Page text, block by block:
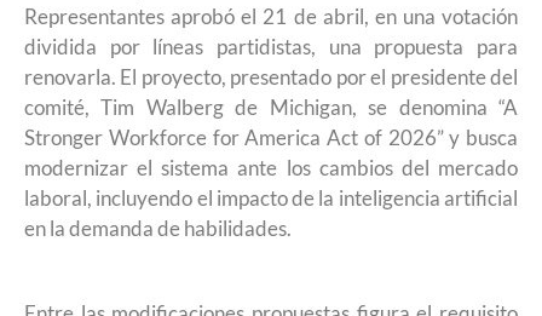
Representantes aprobó el 21 de abril, en una votación
dividida por líneas partidistas, una propuesta para
renovarla. El proyecto, presentado por el presidente del
comité, Tim Walberg de Michigan, se denomina “A
Stronger Workforce for America Act of 2026” y busca
modernizar el sistema ante los cambios del mercado
laboral, incluyendo el impacto de la inteligencia artificial
en la demanda de habilidades.